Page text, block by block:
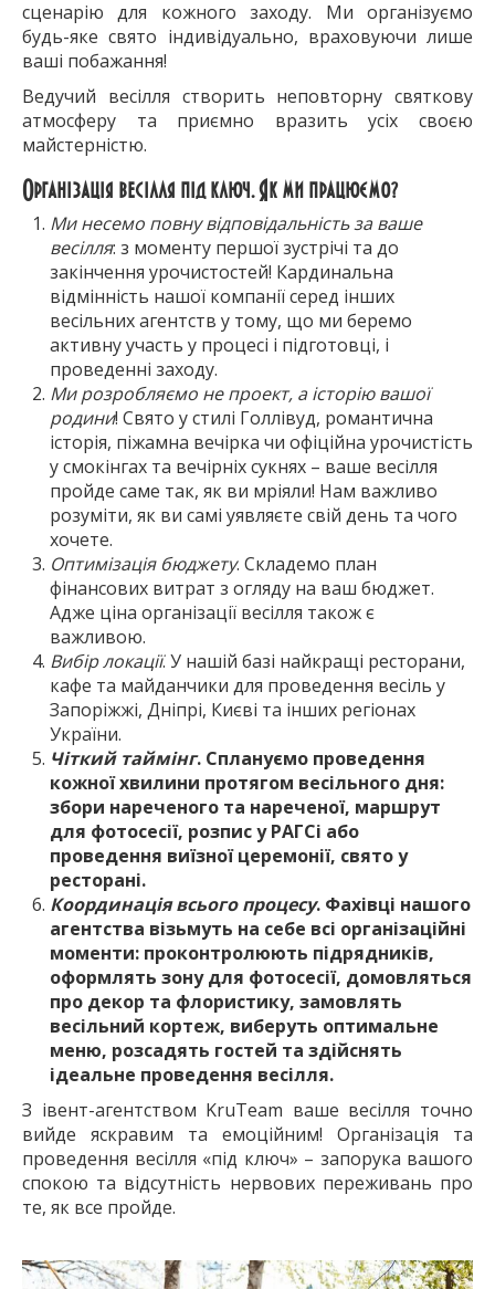
сценарію для кожного заходу. Ми організуємо
будь-яке свято індивідуально, враховуючи лише
ваші побажання!
Ведучий весілля створить неповторну святкову
атмосферу та приємно вразить усіх своєю
майстерністю.
Організація весілля під ключ. Як ми працюємо?
Ми несемо повну відповідальність за ваше
весілля: з моменту першої зустрічі та до
закінчення урочистостей! Кардинальна
відмінність нашої компанії серед інших
весільних агентств у тому, що ми беремо
активну участь у процесі і підготовці, і
проведенні заходу.
Ми розробляємо не проект, а історію вашої
родини! Свято у стилі Голлівуд, романтична
історія, піжамна вечірка чи офіційна урочистість
у смокінгах та вечірніх сукнях – ваше весілля
пройде саме так, як ви мріяли! Нам важливо
розуміти, як ви самі уявляєте свій день та чого
хочете.
Оптимізація бюджету. Складемо план
фінансових витрат з огляду на ваш бюджет.
Адже ціна організації весілля також є
важливою.
Вибір локації. У нашій базі найкращі ресторани,
кафе та майданчики для проведення весіль у
Запоріжжі, Дніпрі, Києві та інших регіонах
України.
Чіткий таймінг. Сплануємо проведення
кожної хвилини протягом весільного дня:
збори нареченого та нареченої, маршрут
для фотосесії, розпис у РАГСі або
проведення виїзної церемонії, свято у
ресторані.
Координація всього процесу. Фахівці нашого
агентства візьмуть на себе всі організаційні
моменти: проконтролюють підрядників,
оформлять зону для фотосесії, домовляться
про декор та флористику, замовлять
весільний кортеж, виберуть оптимальне
меню, розсадять гостей та здійснять
ідеальне проведення весілля.
З івент-агентством KruTeam ваше весілля точно
вийде яскравим та емоційним! Організація та
проведення весілля «під ключ» – запорука вашого
спокою та відсутність нервових переживань про
те, як все пройде.